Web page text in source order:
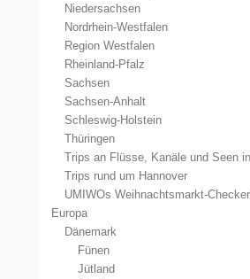
Niedersachsen
Nordrhein-Westfalen
Region Westfalen
Rheinland-Pfalz
Sachsen
Sachsen-Anhalt
Schleswig-Holstein
Thüringen
Trips an Flüsse, Kanäle und Seen
Trips rund um Hannover
UMIWOs Weihnachtsmarkt-
Europa
Dänemark
Fünen
Jütland